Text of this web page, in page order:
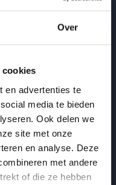
Over
cookies
en advertenties te
media te bieden
Ook delen we
site met onze
en analyse. Deze
met andere
of die ze hebben